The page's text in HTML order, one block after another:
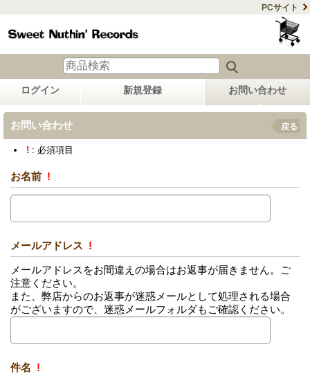
PCサイト
ログイン 新規登録 お問い合わせ
お問い合わせ 戻る
! : 必須項目
お名前 !
メールアドレス !
メールアドレスをお間違えの場合はお返事が届きません。ご
注意ください。
また、弊店からのお返事が迷惑メールとして処理される場合
がございますので、迷惑メールフォルダもご確認ください。
件名 !